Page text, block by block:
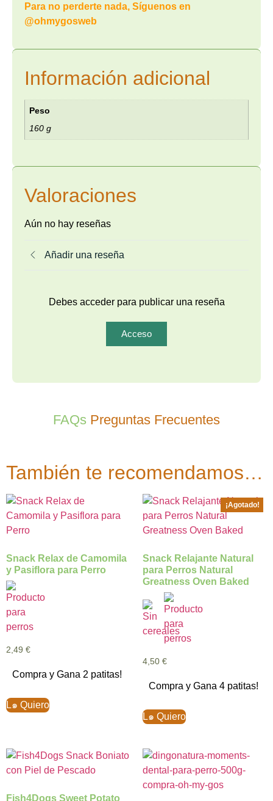
Para no perderte nada, Síguenos en
@ohmygosweb
Información adicional
Peso
160 g
Valoraciones
Aún no hay reseñas
Añadir una reseña
Debes acceder para publicar una reseña
Acceso
FAQs Preguntas Frecuentes
También te recomendamos…
Snack Relax de Camomila
y Pasiflora para Perro
2,49 €
Compra y Gana 2 patitas!
L๑ Quiero
¡Agotado!
Snack Relajante Natural
para Perros Natural
Greatness Oven Baked
4,50 €
Compra y Gana 4 patitas!
L๑ Quiero
Fish4Dogs Sweet Potato